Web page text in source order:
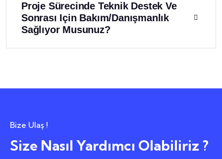
Proje Sürecinde Teknik Destek Ve
Sonrası Için Bakım/danışmanlık
Sağlıyor Musunuz?
Bize Ulaş !
Size Nasıl Yardımcı Olabiliriz ?